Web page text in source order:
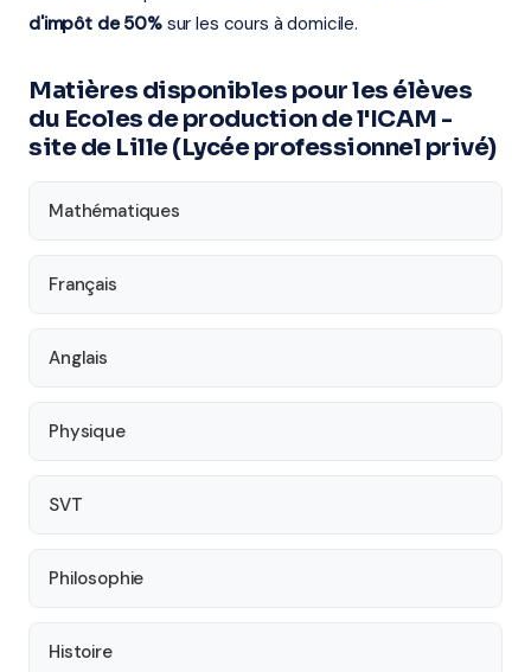
d'impôt de 50%sur les cours à domicile.
Matières disponibles pour les élèves
du Ecoles de production de l'ICAM -
site de Lille (Lycée professionnel privé)
Mathématiques
Français
Anglais
Physique
SVT
Philosophie
Histoire